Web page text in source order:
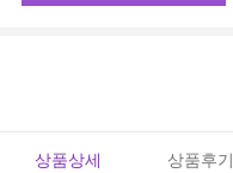
상품상세 상품후기